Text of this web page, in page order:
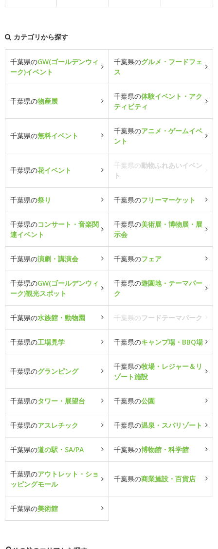
カテゴリから探す
千葉県のGW(ゴールデンウィ
ーク)イベント
千葉県のグルメ・フードフェ
ス
千葉県の物産展
千葉県の体験イベント・アク
ティビティ
千葉県の無料イベント
千葉県のアニメ・ゲームイベ
ント
千葉県の花イベント
千葉県の動物ふれあいイベン
ト
千葉県の祭り 千葉県のフリーマーケット
千葉県のコンサート・音楽関
連イベント
千葉県の美術展・博物展・展
示会
千葉県の演劇・講演会 千葉県のフェア
千葉県のGW(ゴールデンウィ
ーク)観光スポット
千葉県の遊園地・テーマパー
ク
千葉県の水族館・動物園 千葉県のフードテーマパーク
千葉県の工場見学 千葉県のキャンプ場・BBQ場
千葉県のグランピング
千葉県の牧場・レジャー＆リ
ゾート施設
千葉県のタワー・展望台 千葉県の公園
千葉県のアスレチック 千葉県の温泉・スパリゾート
千葉県の道の駅・SA/PA 千葉県の博物館・科学館
千葉県のアウトレット・ショ
ッピングモール
千葉県の商業施設・百貨店
千葉県の美術館